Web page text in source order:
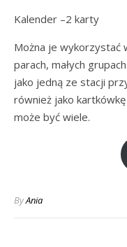
Kalender –2 karty
Można je wykorzystać
parach, małych
jako jedną ze stacji
również jako
może być wiele.
ByAnia